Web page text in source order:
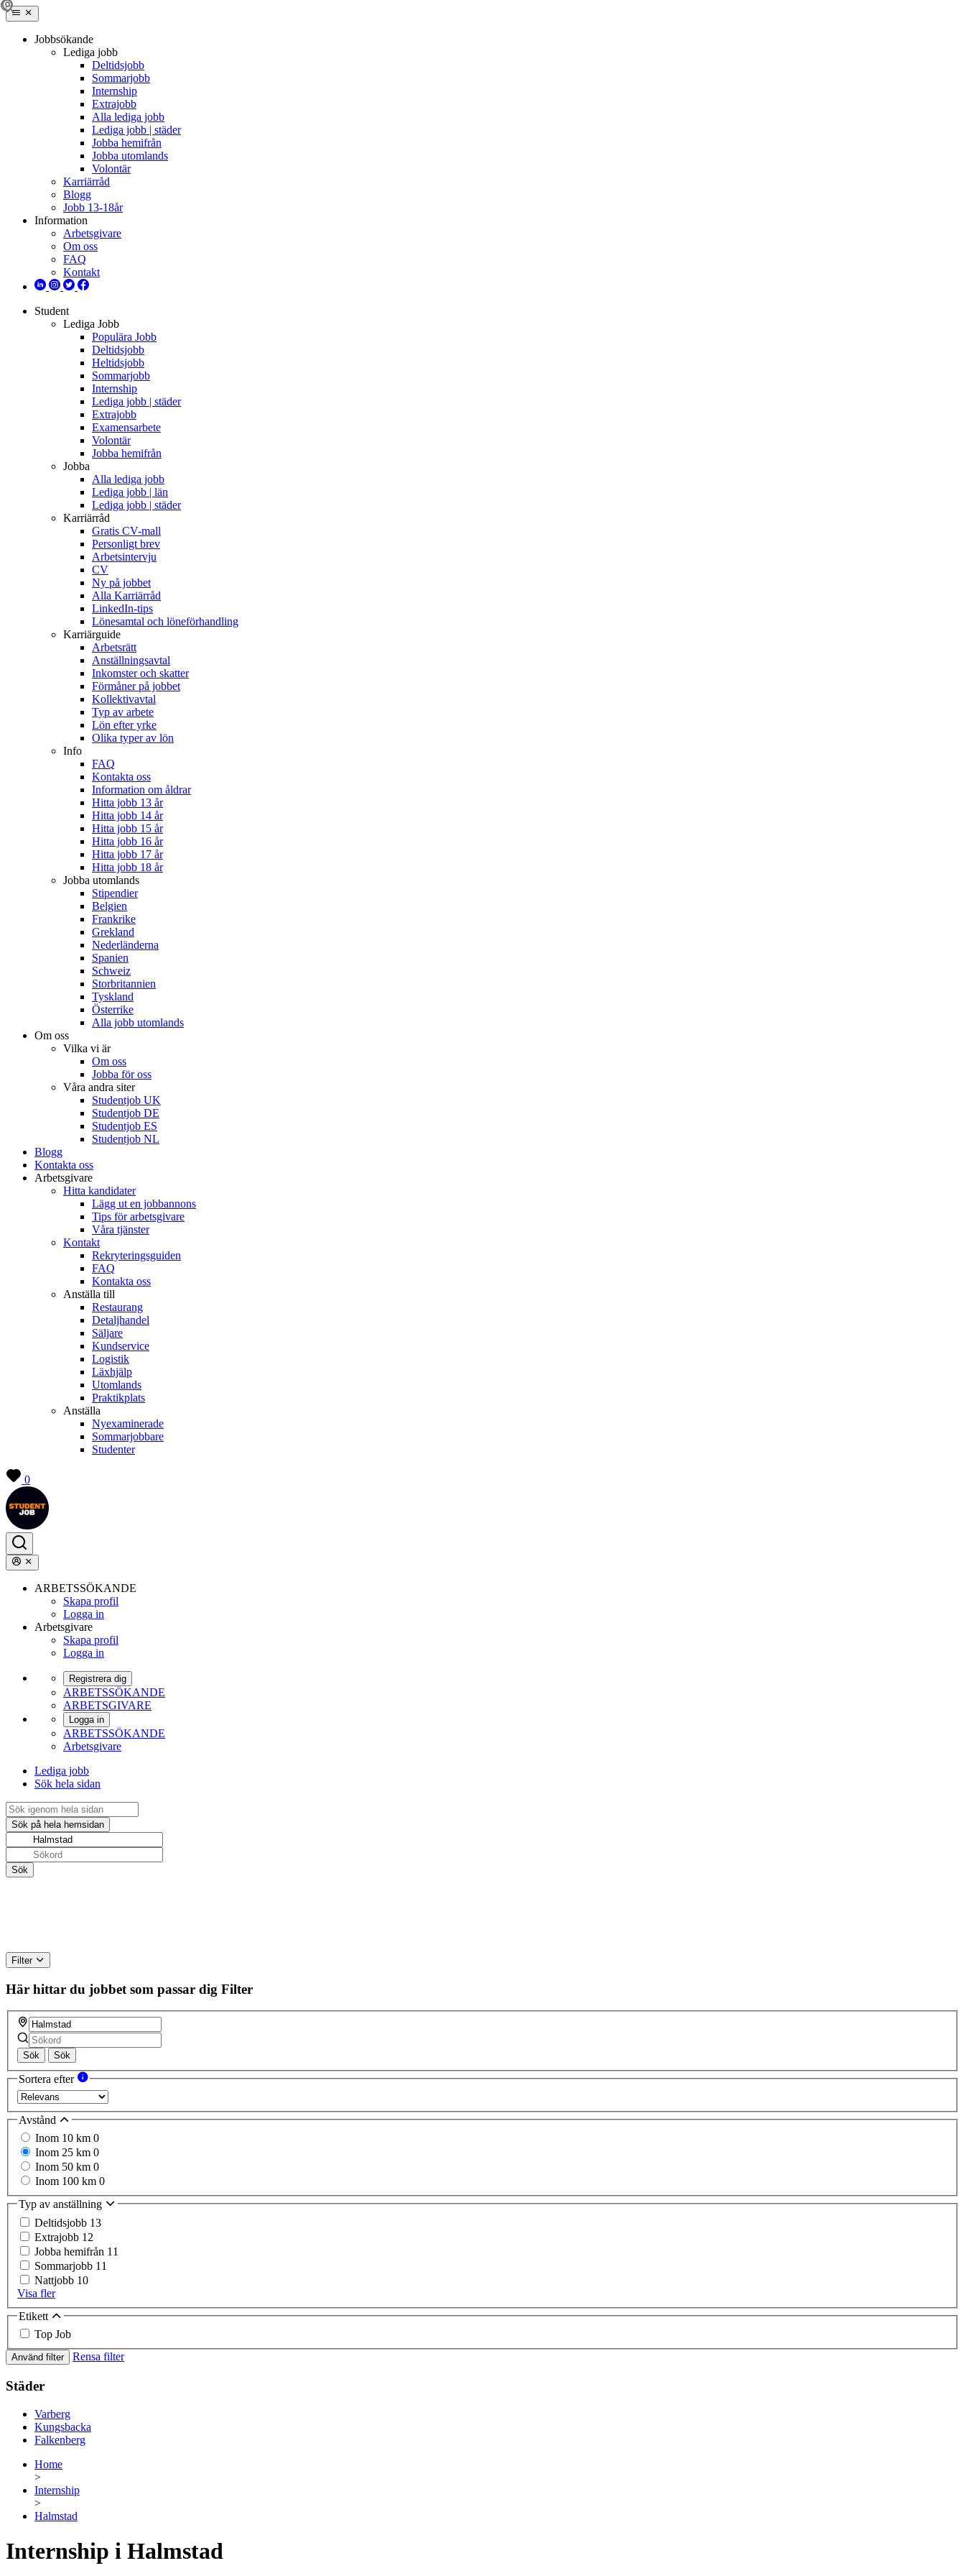
Jobbsökande
Lediga jobb
Deltidsjobb
Sommarjobb
Internship
Extrajobb
Alla lediga jobb
Lediga jobb | städer
Jobba hemifrån
Jobba utomlands
Volontär
Karriärråd
Blogg
Jobb 13-18år
Information
Arbetsgivare
Om oss
FAQ
Kontakt
Student
Lediga Jobb
Populära Jobb
Deltidsjobb
Heltidsjobb
Sommarjobb
Internship
Lediga jobb | städer
Extrajobb
Examensarbete
Volontär
Jobba hemifrån
Jobba
Alla lediga jobb
Lediga jobb | län
Lediga jobb | städer
Karriärråd
Gratis CV-mall
Personligt brev
Arbetsintervju
CV
Ny på jobbet
Alla Karriärråd
LinkedIn-tips
Lönesamtal och löneförhandling
Karriärguide
Arbetsrätt
Anställningsavtal
Inkomster och skatter
Förmåner på jobbet
Kollektivavtal
Typ av arbete
Lön efter yrke
Olika typer av lön
Info
FAQ
Kontakta oss
Information om åldrar
Hitta jobb 13 år
Hitta jobb 14 år
Hitta jobb 15 år
Hitta jobb 16 år
Hitta jobb 17 år
Hitta jobb 18 år
Jobba utomlands
Stipendier
Belgien
Frankrike
Grekland
Nederländerna
Spanien
Schweiz
Storbritannien
Tyskland
Österrike
Alla jobb utomlands
Om oss
Vilka vi är
Om oss
Jobba för oss
Våra andra siter
Studentjob UK
Studentjob DE
Studentjob ES
Studentjob NL
Blogg
Kontakta oss
Arbetsgivare
Hitta kandidater
Lägg ut en jobbannons
Tips för arbetsgivare
Våra tjänster
Kontakt
Rekryteringsguiden
FAQ
Kontakta oss
Anställa till
Restaurang
Detaljhandel
Säljare
Kundservice
Logistik
Läxhjälp
Utomlands
Praktikplats
Anställa
Nyexaminerade
Sommarjobbare
Studenter
0
ARBETSSÖKANDE
Skapa profil
Logga in
Arbetsgivare
Skapa profil
Logga in
Registrera dig
ARBETSSÖKANDE
ARBETSGIVARE
Logga in
ARBETSSÖKANDE
Arbetsgivare
Lediga jobb
Sök hela sidan
Filter
Här hittar du jobbet som passar dig Filter
Sök Sök
Sortera efter
Avstånd
Inom 10 km 0
Inom 25 km 0
Inom 50 km 0
Inom 100 km 0
Typ av anställning
Deltidsjobb 13
Extrajobb 12
Jobba hemifrån 11
Sommarjobb 11
Nattjobb 10
Visa fler
Etikett
Top Job
Använd filter Rensa filter
Städer
Varberg
Kungsbacka
Falkenberg
Home
>
Internship
>
Halmstad
Internship i Halmstad